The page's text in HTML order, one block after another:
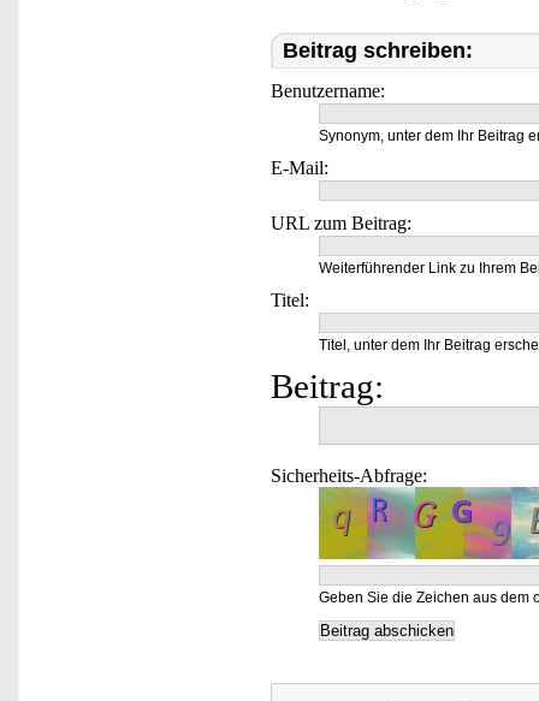
Beitrag schreiben:
Benutzername:
Synonym, unter dem Ihr Beitrag
E-Mail:
URL zum Beitrag:
Weiterführender Link zu Ihrem
Titel:
Titel, unter dem Ihr Beitrag
Beitrag:
Sicherheits-Abfrage:
Geben Sie die Zeichen aus dem